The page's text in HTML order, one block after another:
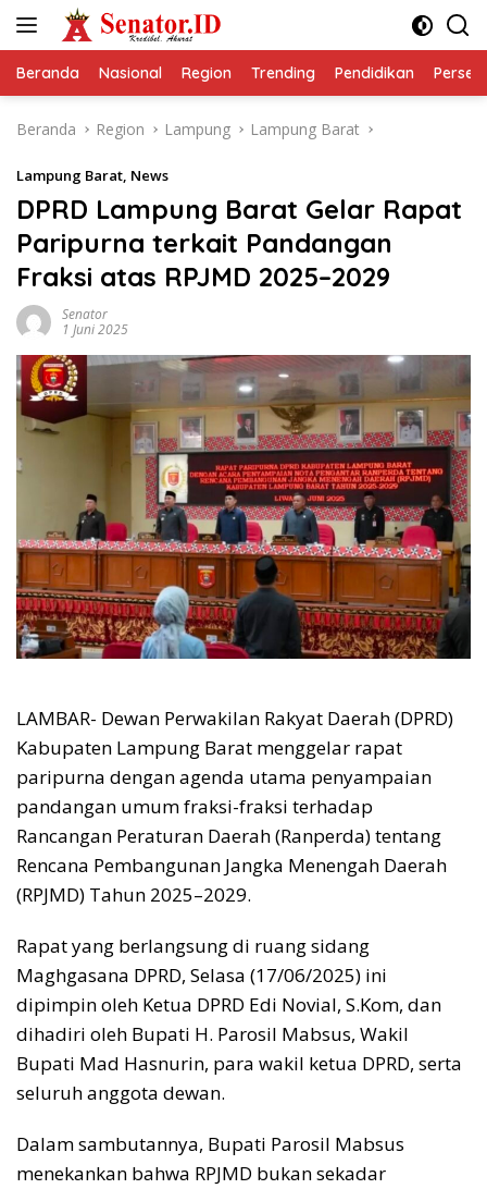
Beranda Nasional Region Trending Pendidikan
Beranda Region Lampung Lampung Barat
Lampung Barat, News
DPRD Lampung Barat Gelar Rapat
Paripurna terkait Pandangan
Fraksi atas RPJMD 2025–2029
Senator
1 Juni 2025
LAMBAR- Dewan Perwakilan Rakyat Daerah (DPRD)
Kabupaten Lampung Barat menggelar rapat
paripurna dengan agenda utama penyampaian
pandangan umum fraksi-fraksi terhadap
Rancangan Peraturan Daerah (Ranperda) tentang
Rencana Pembangunan Jangka Menengah Daerah
(RPJMD) Tahun 2025–2029.
Rapat yang berlangsung di ruang sidang
Maghgasana DPRD, Selasa (17/06/2025) ini
dipimpin oleh Ketua DPRD Edi Novial, S.Kom, dan
dihadiri oleh Bupati H. Parosil Mabsus, Wakil
Bupati Mad Hasnurin, para wakil ketua DPRD, serta
seluruh anggota dewan.
Dalam sambutannya, Bupati Parosil Mabsus
menekankan bahwa RPJMD bukan sekadar